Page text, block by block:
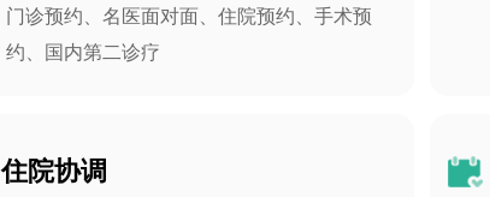
门诊预约、名医面对面、住院预约、手术预
约、国内第二诊疗
住院协调